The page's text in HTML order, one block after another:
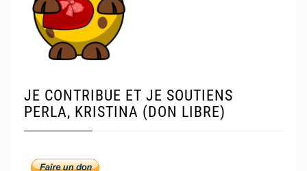
JE CONTRIBUE ET JE SOUTIENS
PERLA, KRISTINA (DON LIBRE)